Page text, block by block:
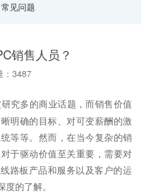
常见问题
销售人员？
3487
究多的商业话题，而销售价值
明确的目标、对可变薪酬的激
等等。然而，在当今复杂的销
于驱动价值至关重要，需要对
路板产品和服务以及客户的运
的了解。